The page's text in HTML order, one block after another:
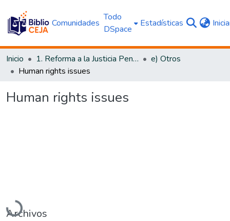
Comunidades
Todo
DSpace
Estadísticas
Inicio 1. Reforma a la Justicia Penal
e) Otros
Human rights issues
Human rights issues
Cargando...
Archivos